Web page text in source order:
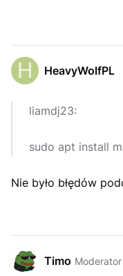
HeavyWolfPL
liamdj23:
sudo apt install
Nie było błędów
Timo